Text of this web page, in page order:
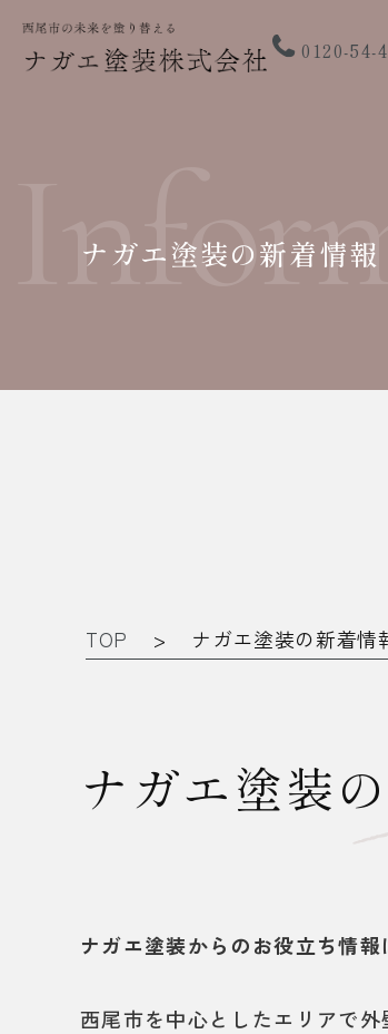
0120-54-
ナガエ塗装の新着情報
TOP > ナガエ塗装の新着情
ナガエ塗装
ナガエ塗装からのお役立ち情
西尾市を中心としたエリアで